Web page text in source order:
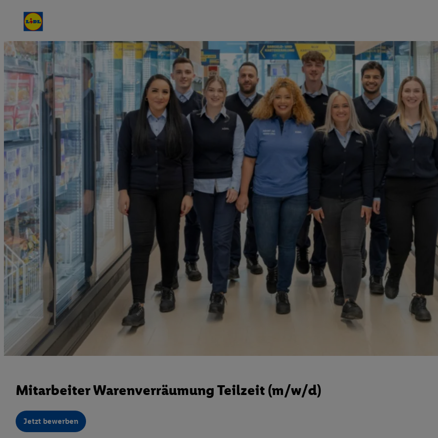
Mitarbeiter Warenverräumung Teilzeit (m/w/d)
Jetzt bewerben